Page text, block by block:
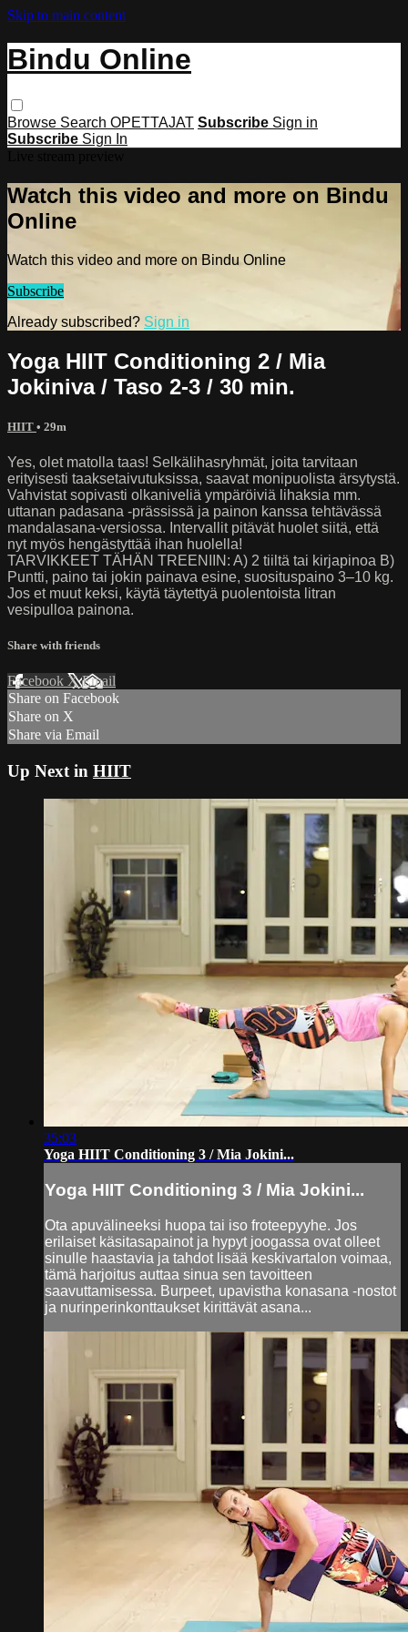
Skip to main content
Bindu Online
Browse Search OPETTAJAT Subscribe Sign in
Subscribe Sign In
Watch this video and more on Bindu
Online
Watch this video and more on Bindu Online
Subscribe
Already subscribed? Sign in
Yoga HIIT Conditioning 2 / Mia
Jokiniva / Taso 2-3 / 30 min.
HIIT • 29m
Yes, olet matolla taas! Selkälihasryhmät, joita tarvitaan
erityisesti taaksetaivutuksissa, saavat monipuolista ärsytystä.
Vahvistat sopivasti olkaniveliä ympäröiviä lihaksia mm.
uttanan padasana -prässissä ja painon kanssa tehtävässä
mandalasana-versiossa. Intervallit pitävät huolet siitä, että
nyt myös hengästyttää ihan huolella!
TARVIKKEET TÄHÄN TREENIIN: A) 2 tiiltä tai kirjapinoa B)
Puntti, paino tai jokin painava esine, suosituspaino 3–10 kg.
Jos et muut keksi, käytä täytettyä puolentoista litran
vesipulloa painona.
Share with friends
Facebook XEmail
Share on Facebook
Share on X
Share via Email
Up Next in HIIT
35:03
Yoga HIIT Conditioning 3 / Mia Jokini...
Yoga HIIT Conditioning 3 / Mia Jokini...
Ota apuvälineeksi huopa tai iso froteepyyhe. Jos
erilaiset käsitasapainot ja hypyt joogassa ovat olleet
sinulle haastavia ja tahdot lisää keskivartalon voimaa,
tämä harjoitus auttaa sinua sen tavoitteen
saavuttamisessa. Burpeet, upavistha konasana -nostot
ja nurinperinkonttaukset kirittävät asana...